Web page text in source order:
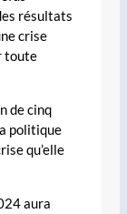
résultats
crise
toute
de cinq
politique
qu’elle
aura